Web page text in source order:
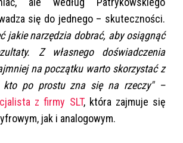
się do jednego – skuteczności.
jakie narzędzia dobrać, aby osiągnąć
Z własnego doświadczenia
na początku warto skorzystać z
kto po prostu zna się na rzeczy" –
z firmy SLT, która zajmuje się
jak i analogowym.